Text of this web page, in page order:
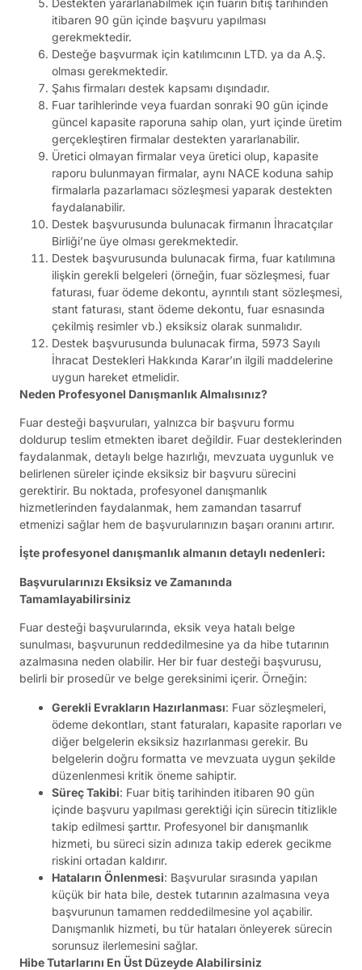
itibaren 90 gün içinde başvuru yapılması
gerekmektedir.
Desteğe başvurmak için katılımcının LTD. ya da A.Ş.
olması gerekmektedir.
Şahıs firmaları destek kapsamı dışındadır.
Fuar tarihlerinde veya fuardan sonraki 90 gün içinde
güncel kapasite raporuna sahip olan, yurt içinde üretim
gerçekleştiren firmalar destekten yararlanabilir.
Üretici olmayan firmalar veya üretici olup, kapasite
raporu bulunmayan firmalar, aynı NACE koduna sahip
firmalarla pazarlamacı sözleşmesi yaparak destekten
faydalanabilir.
Destek başvurusunda bulunacak firmanın İhracatçılar
Birliği’ne üye olması gerekmektedir.
Destek başvurusunda bulunacak firma, fuar katılımına
ilişkin gerekli belgeleri (örneğin, fuar sözleşmesi, fuar
faturası, fuar ödeme dekontu, ayrıntılı stant sözleşmesi,
stant faturası, stant ödeme dekontu, fuar esnasında
çekilmiş resimler vb.) eksiksiz olarak sunmalıdır.
Destek başvurusunda bulunacak firma, 5973 Sayılı
İhracat Destekleri Hakkında Karar’ın ilgili maddelerine
uygun hareket etmelidir.
Neden Profesyonel Danışmanlık Almalısınız?
Fuar desteği başvuruları, yalnızca bir başvuru formu
doldurup teslim etmekten ibaret değildir. Fuar desteklerinden
faydalanmak, detaylı belge hazırlığı, mevzuata uygunluk ve
belirlenen süreler içinde eksiksiz bir başvuru sürecini
gerektirir. Bu noktada, profesyonel danışmanlık
hizmetlerinden faydalanmak, hem zamandan tasarruf
etmenizi sağlar hem de başvurularınızın başarı oranını artırır.
İşte profesyonel danışmanlık almanın detaylı nedenleri:
Başvurularınızı Eksiksiz ve Zamanında
Tamamlayabilirsiniz
Fuar desteği başvurularında, eksik veya hatalı belge
sunulması, başvurunun reddedilmesine ya da hibe tutarının
azalmasına neden olabilir. Her bir fuar desteği başvurusu,
belirli bir prosedür ve belge gereksinimi içerir. Örneğin:
Gerekli Evrakların Hazırlanması: Fuar sözleşmeleri,
ödeme dekontları, stant faturaları, kapasite raporları ve
diğer belgelerin eksiksiz hazırlanması gerekir. Bu
belgelerin doğru formatta ve mevzuata uygun şekilde
düzenlenmesi kritik öneme sahiptir.
Süreç Takibi: Fuar bitiş tarihinden itibaren 90 gün
içinde başvuru yapılması gerektiği için sürecin titizlikle
takip edilmesi şarttır. Profesyonel bir danışmanlık
hizmeti, bu süreci sizin adınıza takip ederek gecikme
riskini ortadan kaldırır.
Hataların Önlenmesi: Başvurular sırasında yapılan
küçük bir hata bile, destek tutarının azalmasına veya
başvurunun tamamen reddedilmesine yol açabilir.
Danışmanlık hizmeti, bu tür hataları önleyerek sürecin
sorunsuz ilerlemesini sağlar.
Hibe Tutarlarını En Üst Düzeyde Alabilirsiniz